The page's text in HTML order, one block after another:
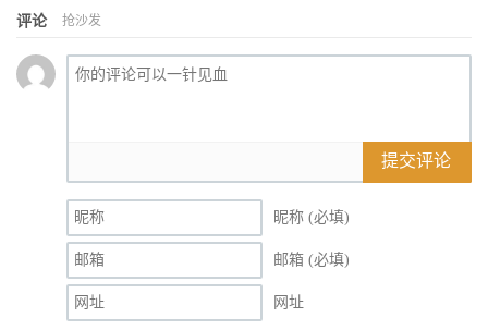
评论 抢沙发
提交评论
昵称 (必填)
邮箱 (必填)
网址